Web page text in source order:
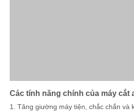
Các tính năng chính của máy cắt
1. Tăng giường máy tiện, chắc chắn và